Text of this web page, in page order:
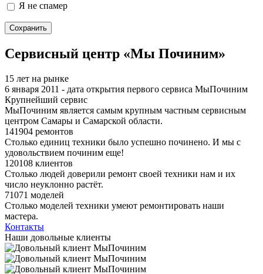
Я не спамер
Я спамер
Сервисный центр «Мы Починим»
15 лет на рынке
6 января 2011 - дата открытия первого сервиса МыПочиним
Крупнейший сервис
МыПочиним является самым крупным частным сервисным
центром Самары и Самарской области.
141904 ремонтов
Столько единиц техники было успешно починено. И мы с
удовольствием починим еще!
120108 клиентов
Столько людей доверили ремонт своей техники нам и их
число неуклонно растёт.
71071 моделей
Столько моделей техники умеют ремонтировать наши
мастера.
Контакты
Наши довольные клиенты